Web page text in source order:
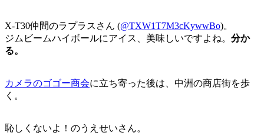
X-T30仲間のラプラスさん (@TXW1T7M3cKywwBo)。
ジムビームハイボールにアイス、美味しいですよね。 分か
る。
カメラのゴゴー商会に立ち寄った後は、中洲の商店街を歩
く。
恥しくないよ！のうえせいさん。